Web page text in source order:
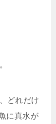
どれだけ
に真水が